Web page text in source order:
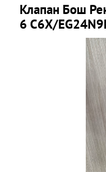
Клапан Бош
6 C6X/